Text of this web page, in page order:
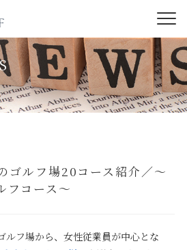
ゴルフ場20コース紹介／～
フコース～
ルフ場から、女性従業員が中心とな